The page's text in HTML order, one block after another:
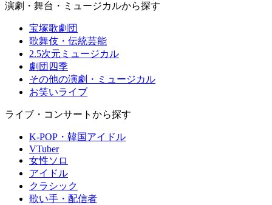
演劇・舞台・ミュージカルから探す
宝塚歌劇団
歌舞伎・伝統芸能
2.5次元ミュージカル
劇団四季
その他の演劇・ミュージカル
お笑いライブ
ライブ・コンサートから探す
K-POP・韓国アイドル
VTuber
女性ソロ
アイドル
クラシック
歌い手・配信者